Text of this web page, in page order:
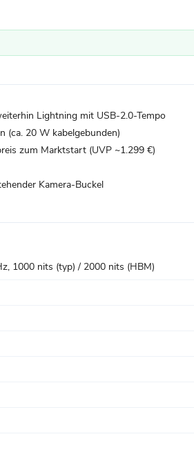
Lightning mit USB-2.0-Tempo
(ca. 20 W kabelgebunden)
zum Marktstart (UVP ~1.299 €)
Kamera-Buckel
1000 nits (typ) / 2000 nits (HBM)